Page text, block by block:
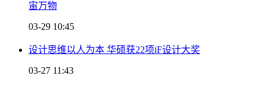
宙万物
03-29 10:45
设计思维以人为本 华硕获22项iF设计大奖
03-27 11:43